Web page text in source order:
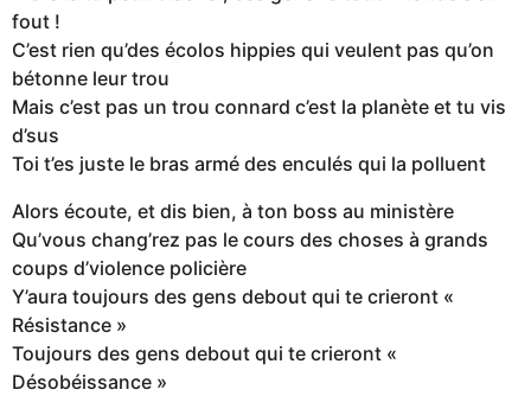
fout !
C’est rien qu’des écolos hippies qui veulent pas qu’on
bétonne leur trou
Mais c’est pas un trou connard c’est la planète et tu vis
d’sus
Toi t’es juste le bras armé des enculés qui la polluent
Alors écoute, et dis bien, à ton boss au ministère
Qu’vous chang’rez pas le cours des choses à grands
coups d’violence policière
Y’aura toujours des gens debout qui te crieront «
Résistance »
Toujours des gens debout qui te crieront «
Désobéissance »